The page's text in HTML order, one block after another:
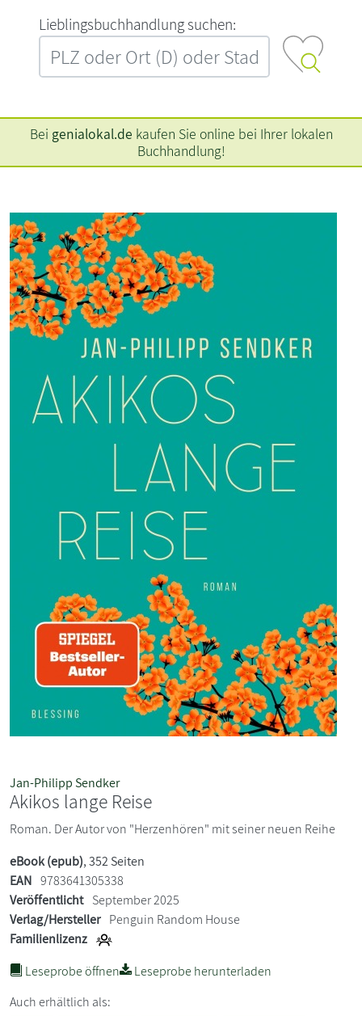
L‍i‍e‍b‍l‍i‍n‍g‍s‍b‍u‍c‍h‍h‍a‍n‍d‍l‍u‍n‍g‍ ‍s‍u‍c‍h‍e‍n‍:‍
Bei genialokal.de kaufen Sie online bei Ihrer lokalen
Buchhandlung!
Jan-Philipp Sendker
Akikos lange Reise
Roman. Der Autor von "Herzenhören" mit seiner neuen Reihe
eBook (epub), 352 Seiten
EAN 9783641305338
Veröffentlicht September 2025
Verlag/Hersteller Penguin Random House
Familienlizenz
Leseprobe öffnen
Leseprobe herunterladen
Auch erhältlich als: